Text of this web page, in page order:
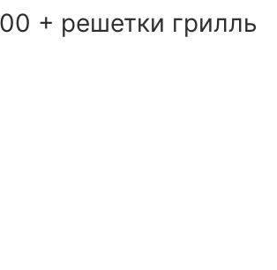
+ решетки грилль